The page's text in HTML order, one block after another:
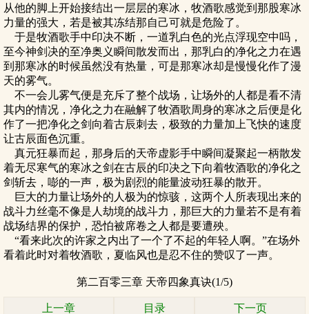
从他的脚上开始接结出一层层的寒冰，牧酒歌感觉到那股寒冰
力量的强大，若是被其冻结那自己可就是危险了。
于是牧酒歌手中印决不断，一道乳白色的光点浮现空中吗，
至今神剑决的至净奥义瞬间散发而出，那乳白的净化之力在遇
到那寒冰的时候虽然没有热量，可是那寒冰却是慢慢化作了漫
天的雾气。
不一会儿雾气便是充斥了整个战场，让场外的人都是看不清
其内的情况，净化之力在融解了牧酒歌周身的寒冰之后便是化
作了一把净化之剑向着古辰刺去，极致的力量加上飞快的速度
让古辰面色沉重。
真元狂暴而起，那身后的天帝虚影手中瞬间凝聚起一柄散发
着无尽寒气的寒冰之剑在古辰的印决之下向着牧酒歌的净化之
剑斩去，嘭的一声，极为剧烈的能量波动狂暴的散开。
巨大的力量让场外的人极为的惊骇，这两个人所表现出来的
战斗力丝毫不像是人劫境的战斗力，那巨大的力量若不是有着
战场结界的保护，恐怕被席卷之人都是要遭殃。
“看来此次的许家之内出了一个了不起的年轻人啊。”在场外
看着此时对着牧酒歌，夏临风也是忍不住的赞叹了一声。
第二百零三章 天帝四象真诀(1/5)
上一章 目录 下一页